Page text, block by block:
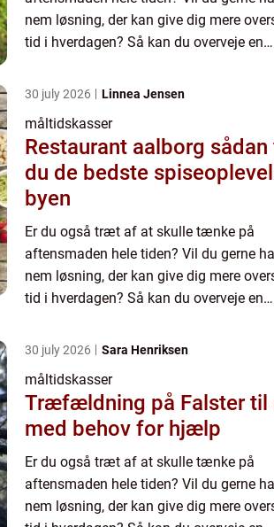
nem løsning, der kan give dig mere
tid i hverdagen? Så kan du overveje en
30 july 2026 Linnea Jensen
måltidskasser
Restaurant aalborg sådan finder
du de bedste
byen
Er du også træt af at skulle tænke på
aftensmaden hele tiden? Vil du gerne
nem løsning, der kan give dig mere
tid i hverdagen? Så kan du overveje en
30 july 2026 Sara Henriksen
måltidskasser
Træfældning på Falster til
med behov for hjælp
Er du også træt af at skulle tænke på
aftensmaden hele tiden? Vil du gerne
nem løsning, der kan give dig mere